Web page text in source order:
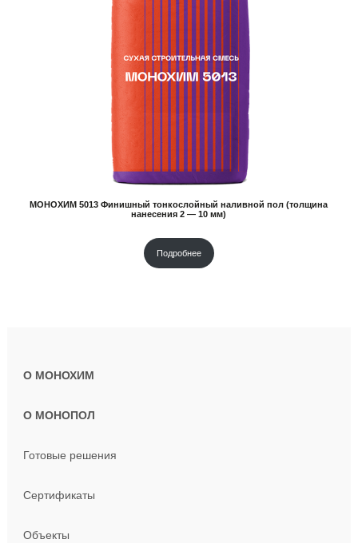
МОНОХИМ 5013 Финишный тонкослойный наливной пол (толщина
нанесения 2 — 10 мм)
Подробнее
О МОНОХИМ
О МОНОПОЛ
Готовые решения
Сертификаты
Объекты